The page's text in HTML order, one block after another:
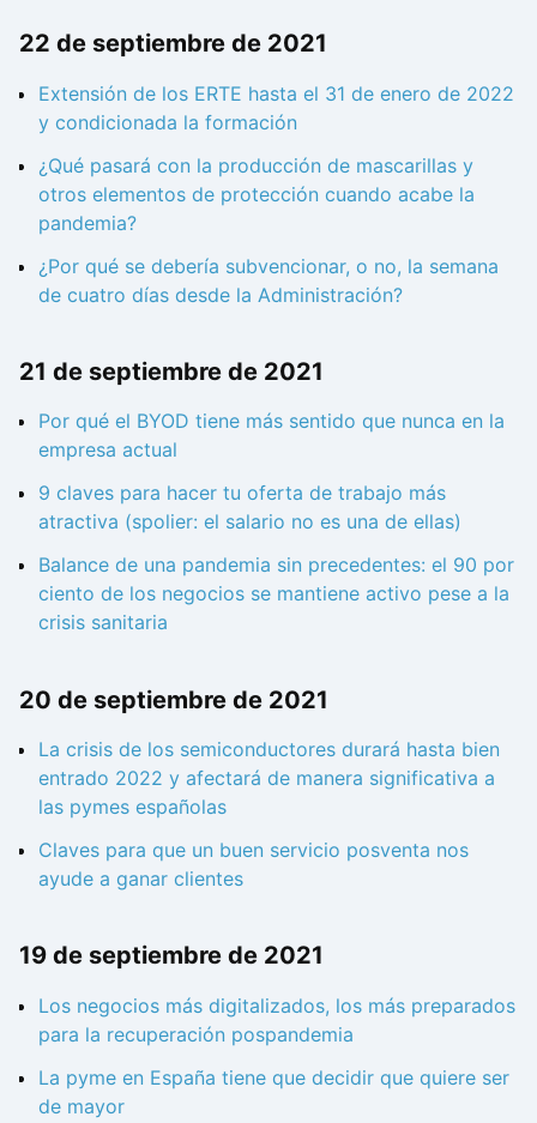
22 de septiembre de 2021
Extensión de los ERTE hasta el 31 de enero de 2022
y condicionada la formación
¿Qué pasará con la producción de mascarillas y
otros elementos de protección cuando acabe la
pandemia?
¿Por qué se debería subvencionar, o no, la semana
de cuatro días desde la Administración?
21 de septiembre de 2021
Por qué el BYOD tiene más sentido que nunca en la
empresa actual
9 claves para hacer tu oferta de trabajo más
atractiva (spolier: el salario no es una de ellas)
Balance de una pandemia sin precedentes: el 90 por
ciento de los negocios se mantiene activo pese a la
crisis sanitaria
20 de septiembre de 2021
La crisis de los semiconductores durará hasta bien
entrado 2022 y afectará de manera significativa a
las pymes españolas
Claves para que un buen servicio posventa nos
ayude a ganar clientes
19 de septiembre de 2021
Los negocios más digitalizados, los más preparados
para la recuperación pospandemia
La pyme en España tiene que decidir que quiere ser
de mayor